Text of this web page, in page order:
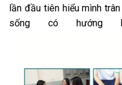
lần đầu tiên hiểu mình
sống có hướng